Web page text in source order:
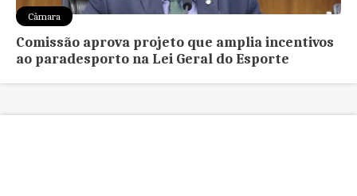
Câmara
Comissão aprova projeto que amplia incentivos
ao paradesporto na Lei Geral do Esporte